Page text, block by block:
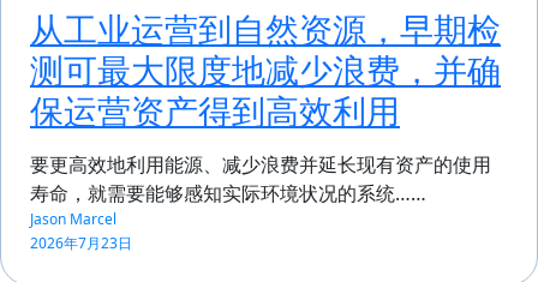
从工业运营到自然资源，早期检
测可最大限度地减少浪费，并确
保运营资产得到高效利用
要更高效地利用能源、减少浪费并延长现有资产的使用
寿命，就需要能够感知实际环境状况的系统……
Jason Marcel
2026年7月23日